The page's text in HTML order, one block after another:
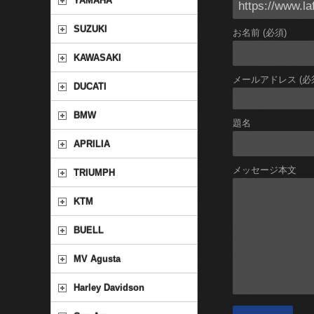
お名前 (必須)
メールアドレス (必
題名
メッセージ本文
SUZUKI
KAWASAKI
DUCATI
BMW
APRILIA
TRIUMPH
KTM
BUELL
MV Agusta
Harley Davidson